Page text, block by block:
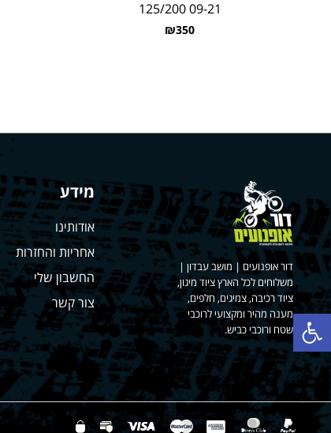
פתח סרגל נגישות
125/200 09-21
₪350
דור אופנועים | מושב עבדון |
משלוחים לכל הארץ ציוד מיגון,
ציוד רכיבה, צמיגים, חלפים,
מענה מהיר ומקצועי לרוכבי
שטח ורוכבי כביש.
מידע
אודותינו
אחריות והחזרות
החשבון שלי
צור קשר